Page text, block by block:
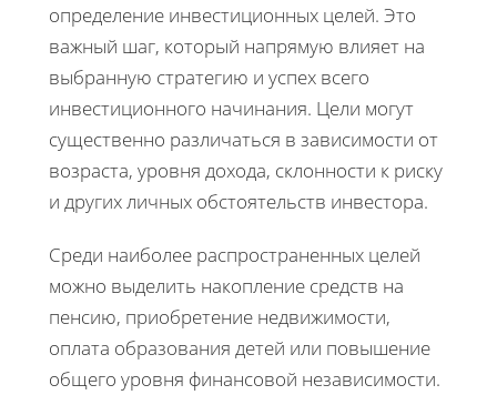
определение инвестиционных целей. Это
важный шаг, который напрямую влияет на
выбранную стратегию и успех всего
инвестиционного начинания. Цели могут
существенно различаться в зависимости от
возраста, уровня дохода, склонности к риску
и других личных обстоятельств инвестора.
Среди наиболее распространенных целей
можно выделить накопление средств на
пенсию, приобретение недвижимости,
оплата образования детей или повышение
общего уровня финансовой независимости.